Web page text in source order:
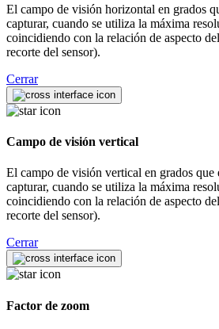
El campo de visión horizontal en grados
capturar, cuando se utiliza la máxima
coincidiendo con la relación de aspecto
recorte del sensor).
Cerrar
Campo de visión vertical
El campo de visión vertical en grados que
capturar, cuando se utiliza la máxima
coincidiendo con la relación de aspecto
recorte del sensor).
Cerrar
Factor de zoom